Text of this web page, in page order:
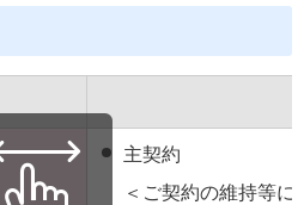
主契約
＜ご契約の維持等に